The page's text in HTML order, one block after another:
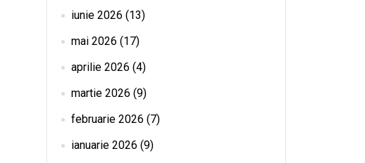
iunie 2026 (13)
mai 2026 (17)
aprilie 2026 (4)
martie 2026 (9)
februarie 2026 (7)
ianuarie 2026 (9)